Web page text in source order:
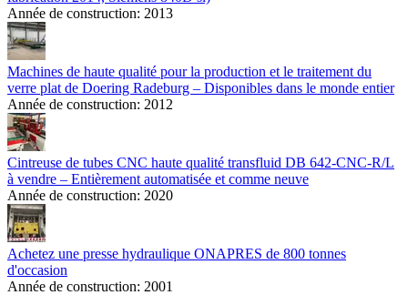
Année de construction: 2013
Machines de haute qualité pour la production et le traitement du
verre plat de Doering Radeburg – Disponibles dans le monde entier
Année de construction: 2012
Cintreuse de tubes CNC haute qualité transfluid DB 642-CNC-R/L
à vendre – Entièrement automatisée et comme neuve
Année de construction: 2020
Achetez une presse hydraulique ONAPRES de 800 tonnes
d'occasion
Année de construction: 2001